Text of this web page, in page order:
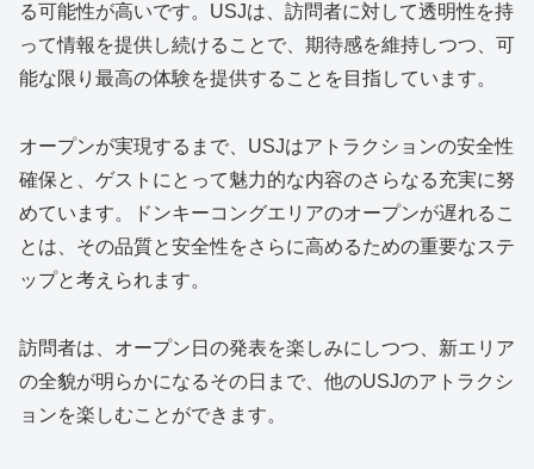
る可能性が高いです。USJは、訪問者に対して透明性を持
って情報を提供し続けることで、期待感を維持しつつ、可
能な限り最高の体験を提供することを目指しています。
オープンが実現するまで、USJはアトラクションの安全性
確保と、ゲストにとって魅力的な内容のさらなる充実に努
めています。ドンキーコングエリアのオープンが遅れるこ
とは、その品質と安全性をさらに高めるための重要なステ
ップと考えられます。
訪問者は、オープン日の発表を楽しみにしつつ、新エリア
の全貌が明らかになるその日まで、他のUSJのアトラクシ
ョンを楽しむことができます。